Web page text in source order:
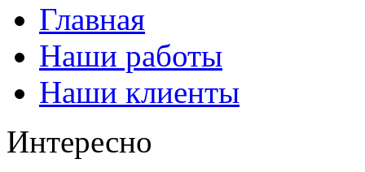
Главная
Наши работы
Наши клиенты
Интересно